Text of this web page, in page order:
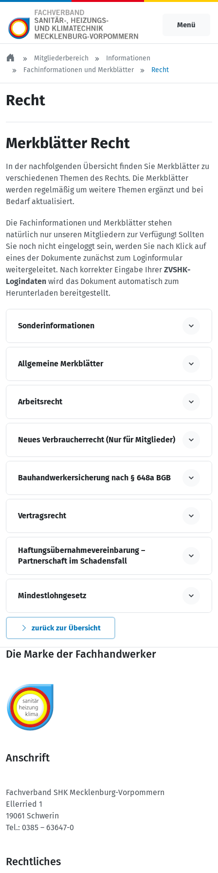
Menü
Mitgliederbereich
Informationen
Fachinformationen und Merkblätter
Recht
Recht
Merkblätter Recht
In der nachfolgenden Übersicht finden Sie Merkblätter zu
verschiedenen Themen des Rechts. Die Merkblätter
werden regelmäßig um weitere Themen ergänzt und bei
Bedarf aktualisiert.
Die Fachinformationen und Merkblätter stehen
natürlich nur unseren Mitgliedern zur Verfügung! Sollten
Sie noch nicht eingeloggt sein, werden Sie nach Klick auf
eines der Dokumente zunächst zum Loginformular
weitergeleitet. Nach korrekter Eingabe Ihrer ZVSHK-
Logindaten wird das Dokument automatisch zum
Herunterladen bereitgestellt.
Sonderinformationen
Allgemeine Merkblätter
Arbeitsrecht
Neues Verbraucherrecht (Nur für Mitglieder)
Bauhandwerkersicherung nach § 648a BGB
Vertragsrecht
Haftungsübernahmevereinbarung –
Partnerschaft im Schadensfall
Mindestlohngesetz
zurück zur Übersicht
Die Marke der Fachhandwerker
Anschrift
Fachverband SHK Mecklenburg-Vorpommern
Ellerried 1
19061 Schwerin
Tel.: 0385 – 63647-0
Rechtliches